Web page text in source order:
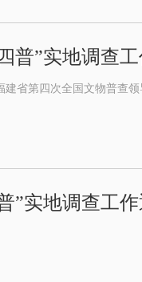
普”实地调查
建省第四次全国文物普查
”实地调查工